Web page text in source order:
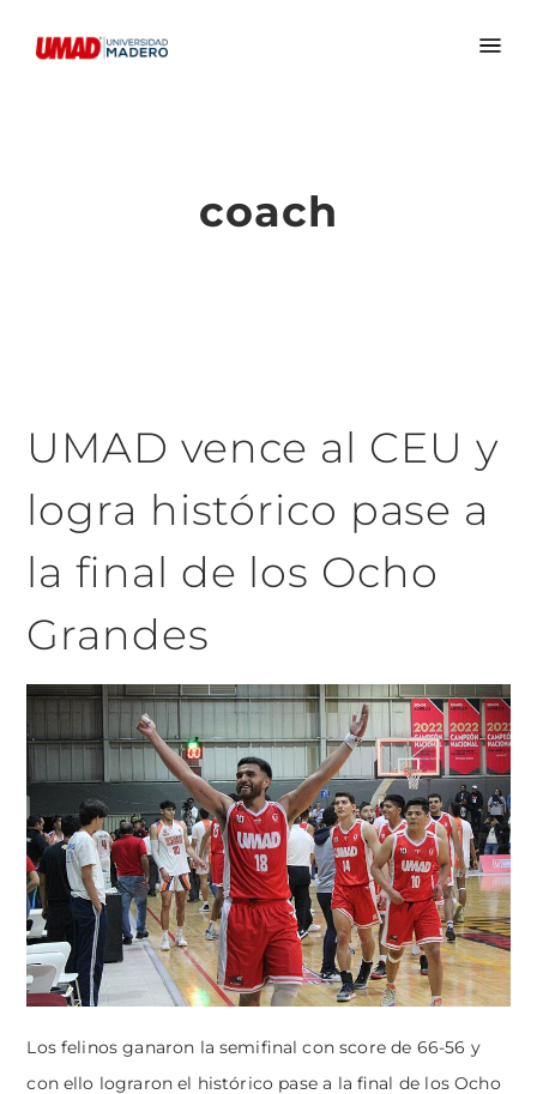
coach
UMAD vence al CEU y
logra histórico pase a
la final de los Ocho
Grandes
Los felinos ganaron la semifinal con score de 66-56 y
con ello lograron el histórico pase a la final de los Ocho